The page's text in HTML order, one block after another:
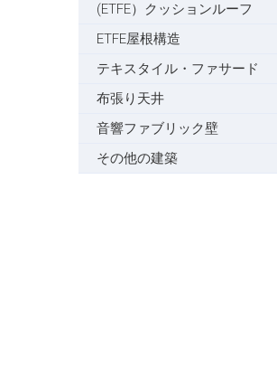
(ETFE）クッションルーフ
ETFE屋根構造
テキスタイル・ファサード
布張り天井
音響ファブリック壁
その他の建築